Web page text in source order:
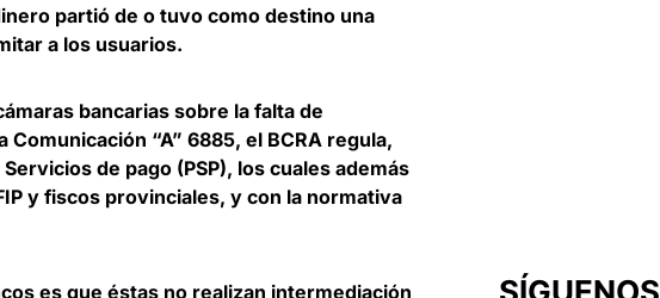
partió de o tuvo como destino una
a los usuarios.
bancarias sobre la falta de
Comunicación “A” 6885, el BCRA regula,
de pago (PSP), los cuales además
y fiscos provinciales, y con la normativa
es que éstas no realizan intermediación